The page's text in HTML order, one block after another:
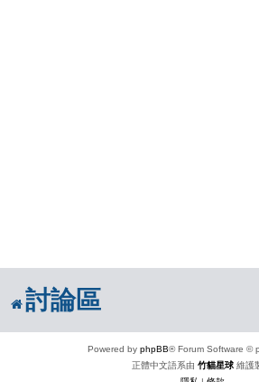
討論區
Powered by phpBB® Forum Software ©
正體中文語系由 竹貓星球 維護